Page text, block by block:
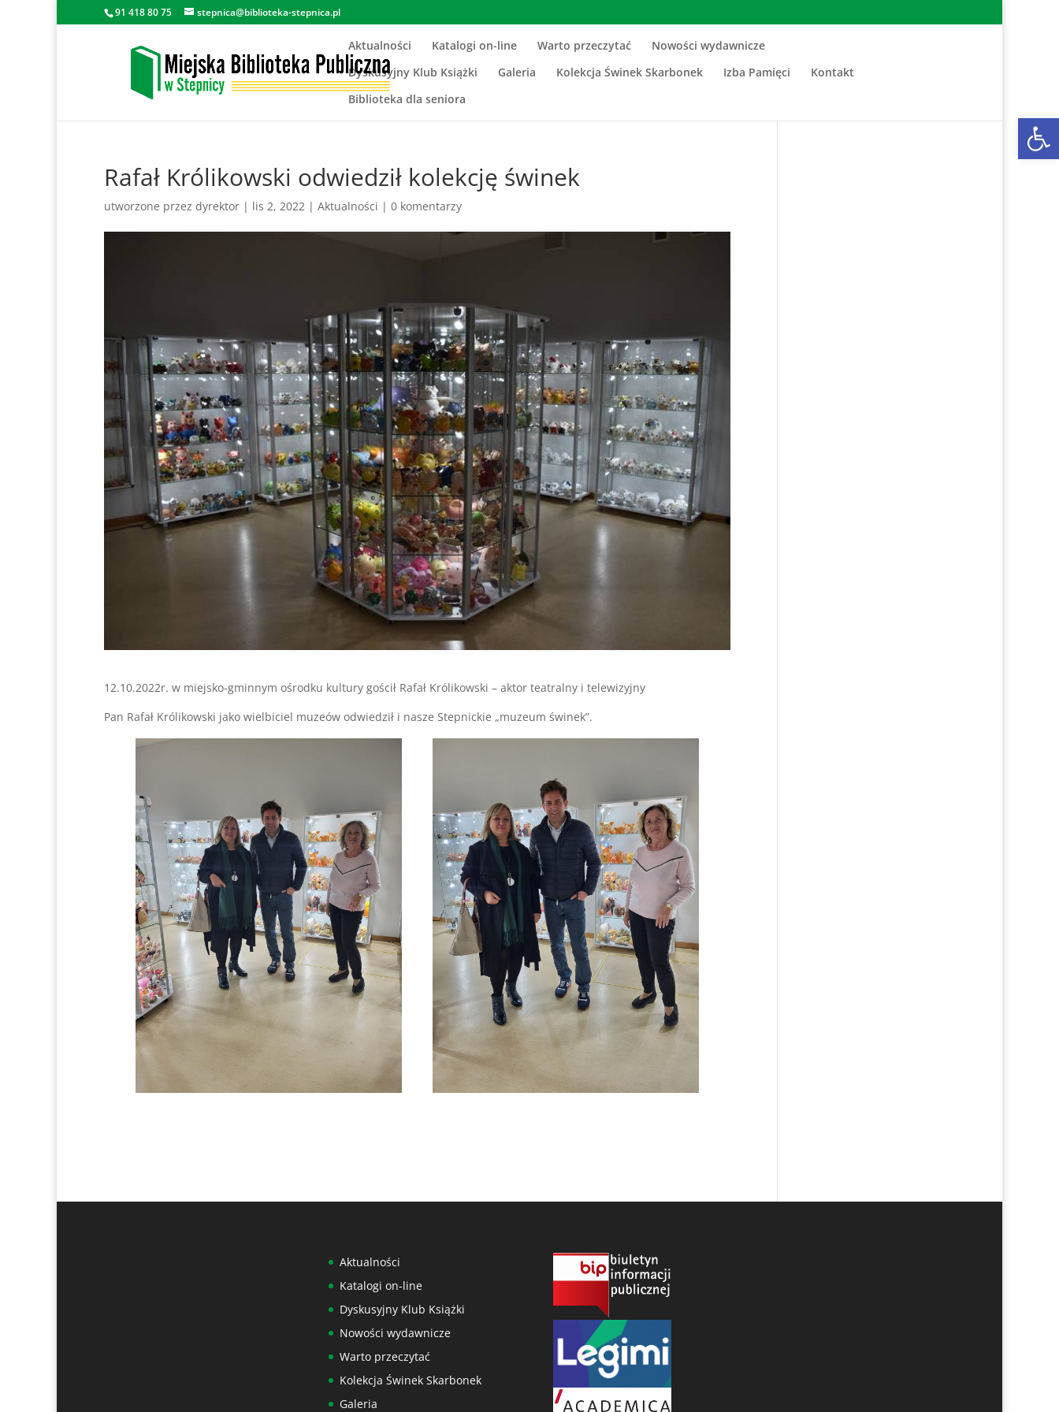
91 418 80 75 stepnica@biblioteka-stepnica.pl
Aktualności Katalogi on-line Warto przeczytać
Nowości wydawnicze
Dyskusyjny Klub Książki
Galeria Kolekcja Świnek Skarbonek Izba Pamięci
Kontakt
Biblioteka dla seniora
Rafał Królikowski odwiedził kolekcję świnek
utworzone przez dyrektor | lis 2, 2022 | Aktualności | 0 komentarzy
12.10.2022r. w miejsko-gminnym ośrodku kultury gościł Rafał Królikowski – aktor teatralny i telewizyjny
Pan Rafał Królikowski jako wielbiciel muzeów odwiedził i nasze Stepnickie „muzeum świnek”.
Aktualności
Katalogi on-line
Dyskusyjny Klub Książki
Nowości wydawnicze
Warto przeczytać
Kolekcja Świnek Skarbonek
Galeria